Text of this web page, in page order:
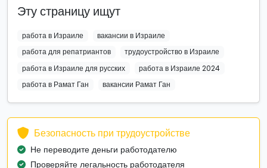
Эту страницу ищут
работа в Израиле
вакансии в Израиле
работа для репатриантов
трудоустройство в Израиле
работа в Израиле для русских
работа в Израиле 2024
работа в Рамат Ган
вакансии Рамат Ган
Безопасность при трудоустройстве
Не переводите деньги работодателю
Проверяйте легальность работодателя